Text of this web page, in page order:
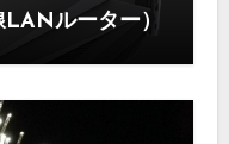
ルーター）